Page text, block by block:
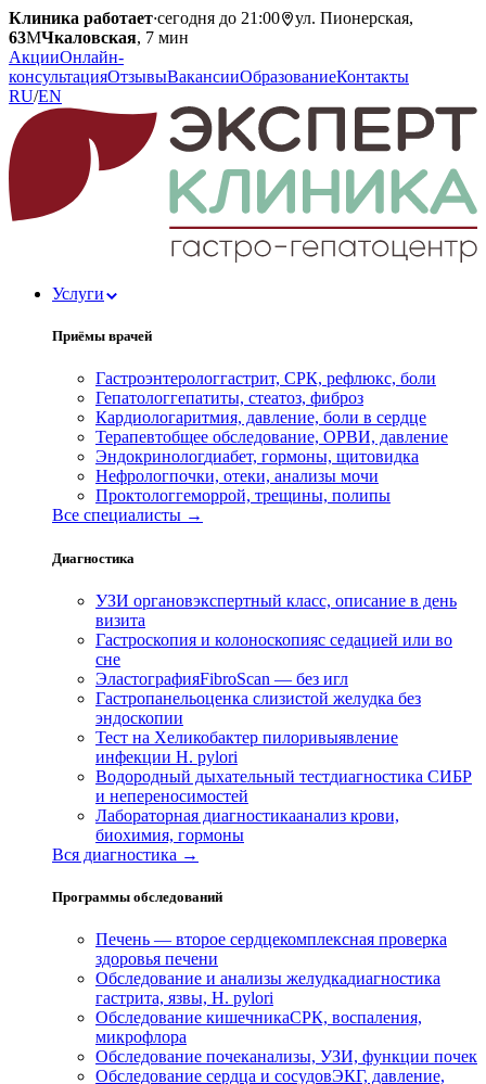
Клиника работает·сегодня до 21:00
ул. Пионерская,
63МЧкаловская, 7 мин
АкцииОнлайн-
консультацияОтзывыВакансииОбразованиеКонтакты
RU/EN
Услуги
Приёмы врачей
Гастроэнтерологгастрит, СРК, рефлюкс, боли
Гепатологгепатиты, стеатоз, фиброз
Кардиологаритмия, давление, боли в сердце
Терапевтобщее обследование, ОРВИ, давление
Эндокринологдиабет, гормоны, щитовидка
Нефрологпочки, отеки, анализы мочи
Проктологгеморрой, трещины, полипы
Все специалисты →
Диагностика
УЗИ органовэкспертный класс, описание в день
визита
Гастроскопия и колоноскопияс седацией или во
сне
ЭластографияFibroScan — без игл
Гастропанельоценка слизистой желудка без
эндоскопии
Тест на Хеликобактер пилоривыявление
инфекции H. pylori
Водородный дыхательный тестдиагностика СИБР
и непереносимостей
Лабораторная диагностикаанализ крови,
биохимия, гормоны
Вся диагностика →
Программы обследований
Печень — второе сердцекомплексная проверка
здоровья печени
Обследование и анализы желудкадиагностика
гастрита, язвы, H. pylori
Обследование кишечникаСРК, воспаления,
микрофлора
Обследование почеканализы, УЗИ, функции почек
Обследование сердца и сосудовЭКГ, давление,